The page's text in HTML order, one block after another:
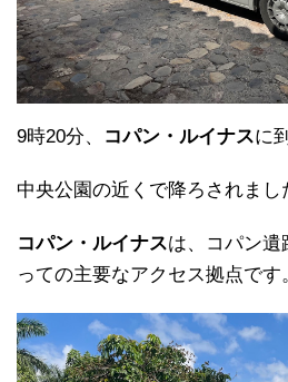
9時20分、 コパン・ルイナスに
中央公園の近くで降ろされまし
コパン・ルイナスは、コパン遺
っての主要なアクセス拠点です